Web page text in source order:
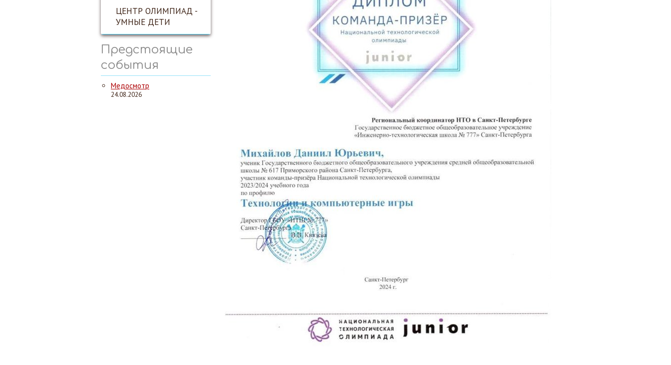
ЦЕНТР ОЛИМПИАД -
УМНЫЕ ДЕТИ
Предстоящие
события
Медосмотр
24.08.2026